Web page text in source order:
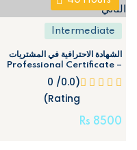
Intermediate
الشهادة الاحترافية في المشتريات
– Professional Certificate
in Purchasing (Level 2)
(0.0/ 0
Rating)
8500
Rs